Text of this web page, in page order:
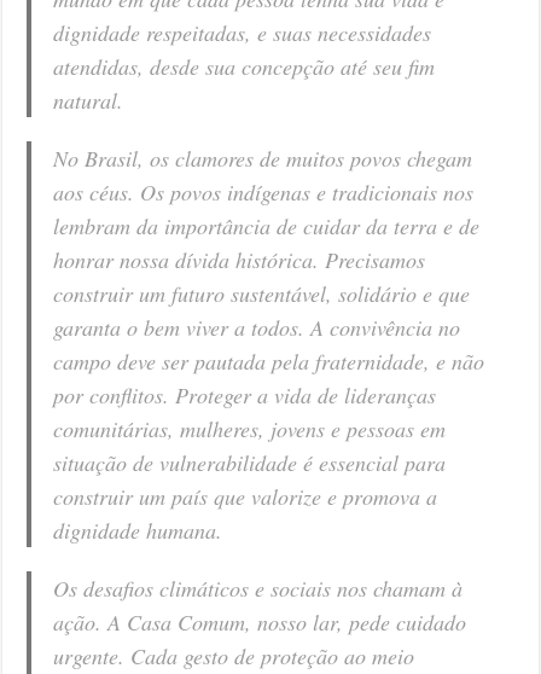
dignidade respeitadas, e suas necessidades
atendidas, desde sua concepção até seu fim
natural.
No Brasil, os clamores de muitos povos chegam
aos céus. Os povos indígenas e tradicionais nos
lembram da importância de cuidar da terra e de
honrar nossa dívida histórica. Precisamos
construir um futuro sustentável, solidário e que
garanta o bem viver a todos. A convivência no
campo deve ser pautada pela fraternidade, e não
por conflitos. Proteger a vida de lideranças
comunitárias, mulheres, jovens e pessoas em
situação de vulnerabilidade é essencial para
construir um país que valorize e promova a
dignidade humana.
Os desafios climáticos e sociais nos chamam à
ação. A Casa Comum, nosso lar, pede cuidado
urgente. Cada gesto de proteção ao meio